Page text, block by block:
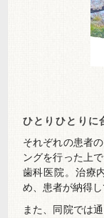
ひとりひとりに
それぞれの患者
ングを行った上
歯科医院。治療
め、患者が納得し
また、同院では